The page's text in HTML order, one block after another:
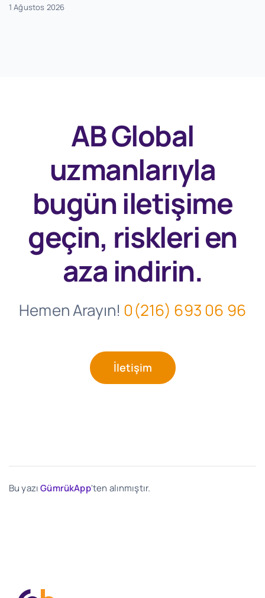
1 Ağustos 2026
AB Global
uzmanlarıyla
bugüniletişime
geçin, riskleri en
aza indirin.
Hemen Arayın! 0(216) 693 06 96
İletişim
Bu yazıGümrükApp'ten alınmıştır.